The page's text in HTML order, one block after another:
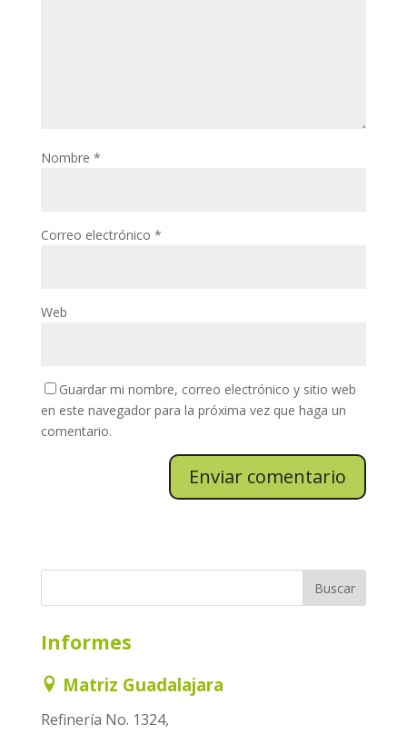
Nombre *
Correo electrónico *
Web
Guardar mi nombre, correo electrónico y sitio web
en este navegador para la próxima vez que haga un
comentario.
Informes
Matriz Guadalajara
Refinería No. 1324,